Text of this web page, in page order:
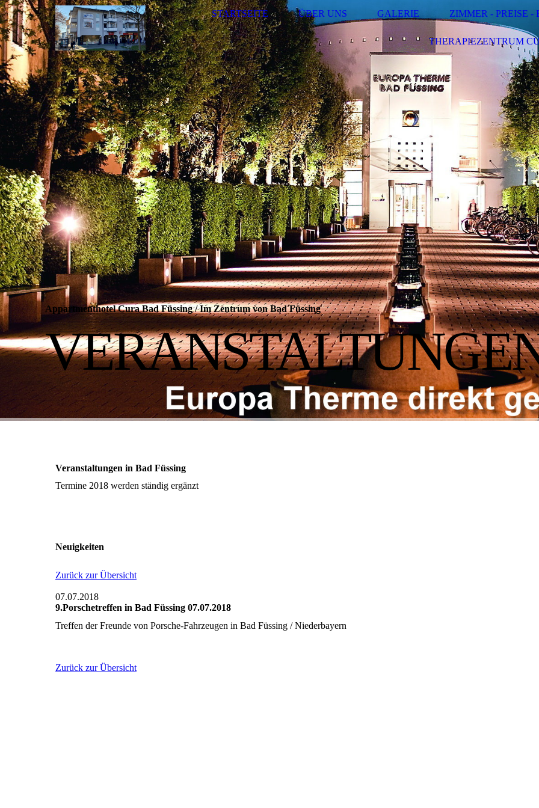
STARTSEITE ÜBER UNS GALERIE ZIMMER - PREISE -
THERAPIEZENTRUM
Appartmenthotel Cura Bad Füssing/Im Zentrum von Bad Füssing
Veranstaltungen in Bad Füssing
Termine 2018 werden ständig ergänzt
Neuigkeiten
Zurück zur Übersicht
07.07.2018
9.Porschetreffen in Bad Füssing 07.07.2018
Treffen der Freunde von Porsche-Fahrzeugen in Bad Füssing / Niederbayern
Zurück zur Übersicht